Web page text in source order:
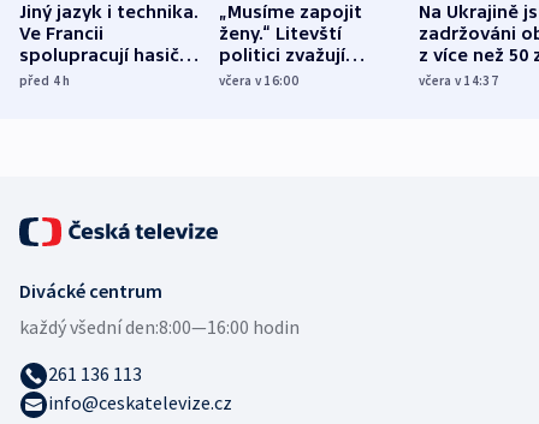
Jiný jazyk i technika.
Ve Francii
spolupracují hasiči z
různých zemí
před 4h
„Musíme zapojit
ženy.“ Litevští
politici zvažují
dohodu o
včera v 16:00
Na Ukrajině
zadržováni
z více než 50
Bojovali na
včera v 14:37
Divácké centrum
každý všední den:8:00—16:00 hodin
261 136 113
info@ceskatelevize.cz